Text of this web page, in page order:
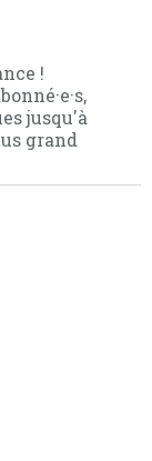
!
jusqu'à
grand